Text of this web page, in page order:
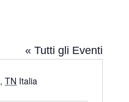
« Tutti gli Eventi
, TN Italia